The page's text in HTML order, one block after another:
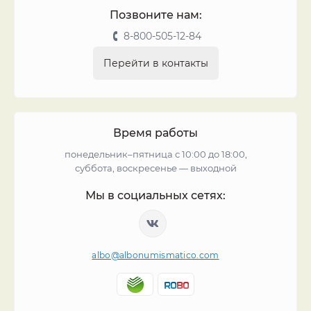
Позвоните нам:
8-800-505-12-84
Перейти в контакты
Время работы
понедельник–пятница с 10:00 до 18:00,
суббота, воскресенье — выходной
Мы в социальных сетях:
albo@albonumismatico.com